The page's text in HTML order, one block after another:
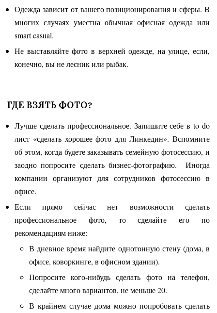
Одежда зависит от вашего позиционирования и сферы. В
многих случаях уместна обычная офисная одежда или
smart casual.
Не выставляйте фото в верхней одежде, на улице, если,
конечно, вы не лесник или рыбак.
ГДЕ ВЗЯТЬ ФОТО?
Лучше сделать профессиональное. Запишите себе в to do
лист «сделать хорошее фото для Линкедин». Вспомните
об этом, когда будете заказывать семейную фотосессию, и
заодно попросите сделать бизнес-фотографию. Иногда
компании организуют для сотрудников фотосессию в
офисе.
Если прямо сейчас нет возможности сделать
профессиональное фото, то сделайте его по
рекомендациям ниже:
В дневное время найдите однотонную стену (дома, в
офисе, коворкинге, в офисном здании).
Попросите кого-нибудь сделать фото на телефон,
сделайте много вариантов, не меньше 20.
В крайнем случае дома можно попробовать сделать